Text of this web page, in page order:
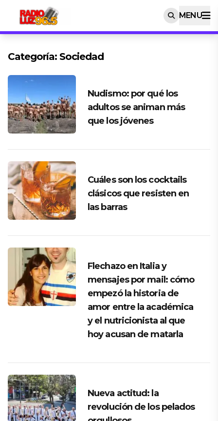
MENU
Categoría: Sociedad
Nudismo: por qué los
adultos se animan más
que los jóvenes
Cuáles son los cocktails
clásicos que resisten en
las barras
Flechazo en Italia y
mensajes por mail: cómo
empezó la historia de
amor entre la académica
y el nutricionista al que
hoy acusan de matarla
Nueva actitud: la
revolución de los pelados